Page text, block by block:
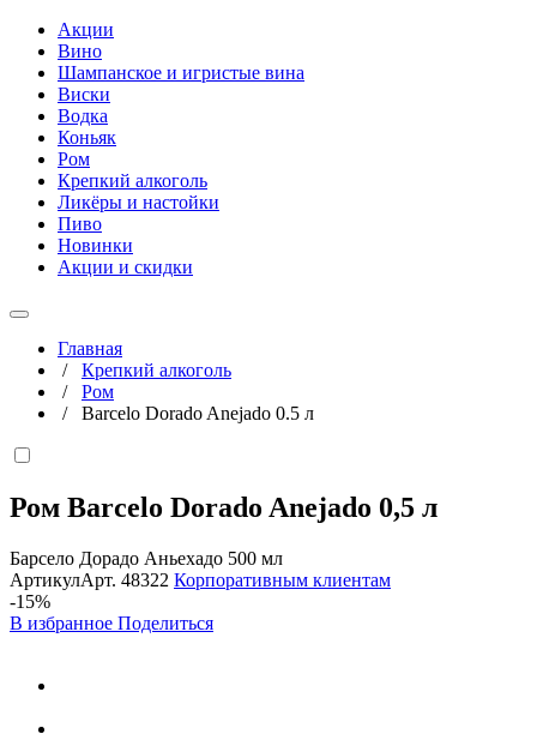
Акции
Вино
Шампанское и игристые вина
Виски
Водка
Коньяк
Ром
Крепкий алкоголь
Ликёры и настойки
Пиво
Новинки
Акции и скидки
Главная
/ Крепкий алкоголь
/ Ром
/ Barcelo Dorado Anejado 0.5 л
Ром Barcelo Dorado Anejado 0,5 л
Барсело Дорадо Аньехадо 500 мл
АртикулАрт. 48322 Корпоративным клиентам
-15%
В избранное Поделиться